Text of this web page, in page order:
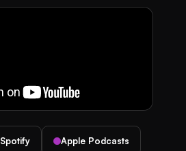
Spotify Apple Podcasts